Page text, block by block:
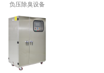
负压除臭设备